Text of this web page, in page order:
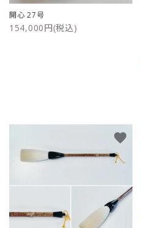
開心 27号
154,000円(税込)
favorite